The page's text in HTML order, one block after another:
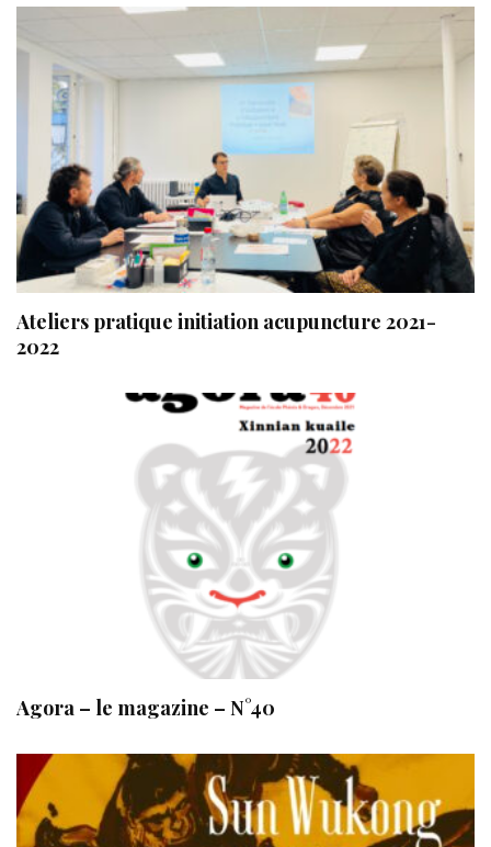
Ateliers pratique initiation acupuncture 2021-
2022
Agora – le magazine – N°40